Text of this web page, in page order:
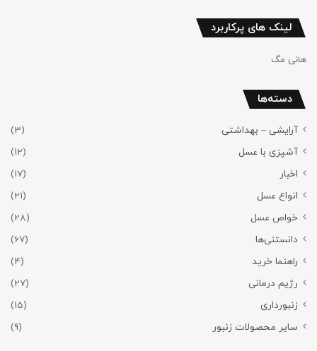
لینک های پرکاربرد
هانی مگ
دسته‌ها
آرایشی – بهداشتی
(3)
آشپزی با عسل
(12)
اخبار
(17)
انواع عسل
(21)
خواص عسل
(28)
دانستنی‌ها
(67)
راهنما خرید
(4)
رژیم درمانی
(27)
زنبورداری
(15)
سایر محصولات زنبور
(9)